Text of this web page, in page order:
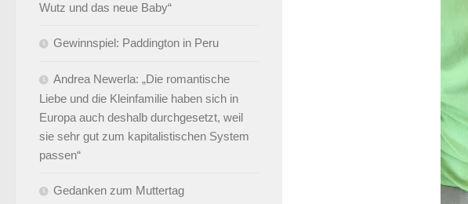
Wutz und das neue Baby“
Gewinnspiel: Paddington in Peru
Andrea Newerla: „Die romantische
Liebe und die Kleinfamilie haben sich in
Europa auch deshalb durchgesetzt, weil
sie sehr gut zum kapitalistischen System
passen“
Gedanken zum Muttertag